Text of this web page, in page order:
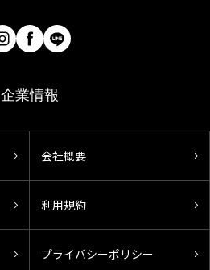
企業情報
会社概要
利用規約
プライバシーポリシー